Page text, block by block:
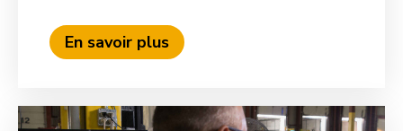
En savoir plus